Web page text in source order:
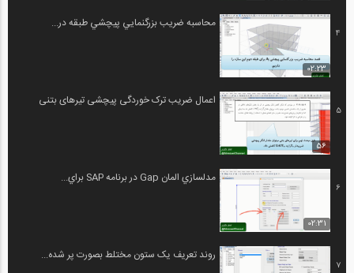
4
02:23
محاسبه ضريب بزرگنمايي پيچشي طبقه در...
5
56
اعمال ضریب ترک خوردگی پیچشی تیرهای بتنی
6
02:31
مدلسازي المان Gap در برنامه SAP براي...
7
روند تعریف یک ستون مختلط بصورت پر شده...